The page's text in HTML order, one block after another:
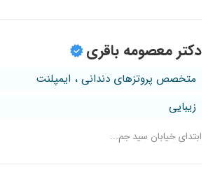
دکتر معصومه باقری
متخصص پروتزهای دندانی ، ایمپلنت
زیبایی
ابتدای خیابان سید جم...